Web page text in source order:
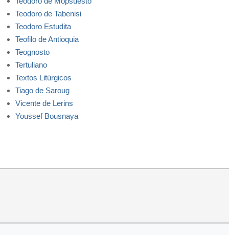
Teodoro de Tabenisi
Teodoro Estudita
Teofilo de Antioquia
Teognosto
Tertuliano
Textos Litúrgicos
Tiago de Saroug
Vicente de Lerins
Youssef Bousnaya